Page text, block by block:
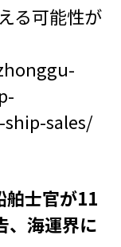
る可能性が
sales/
舶士官が11
、海運界に